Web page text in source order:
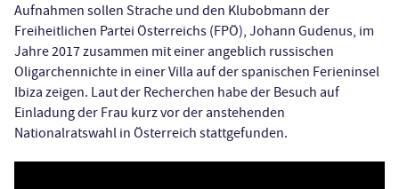
Aufnahmen sollen Strache und den Klubobmann der
Freiheitlichen Partei Österreichs (FPÖ), Johann Gudenus, im
Jahre 2017 zusammen mit einer angeblich russischen
Oligarchennichte in einer Villa auf der spanischen Ferieninsel
Ibiza zeigen. Laut der Recherchen habe der Besuch auf
Einladung der Frau kurz vor der anstehenden
Nationalratswahl in Österreich stattgefunden.